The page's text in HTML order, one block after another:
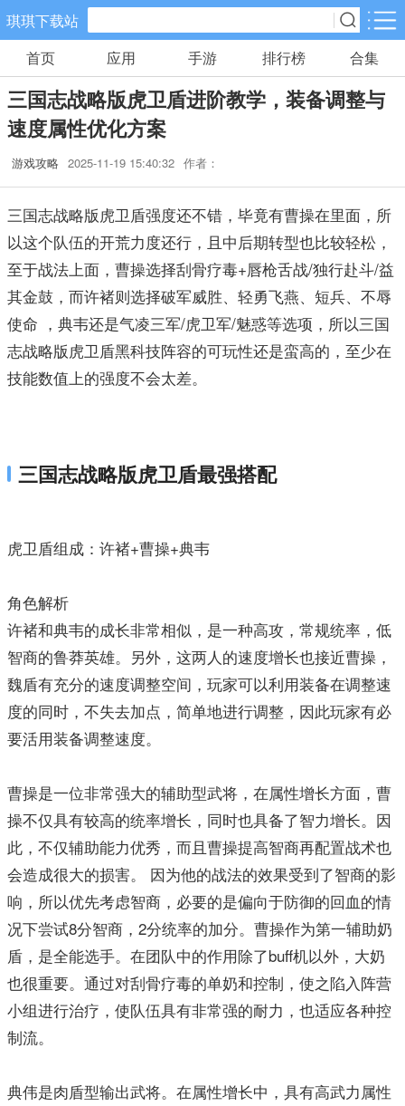
琪琪下载站
手游分类 应用分类
卡牌回合
461款手游
休闲益智
角色扮演
棋牌游戏
0款手游
飞行射击
27款手游
动作格斗
25款手游
策略塔防
体育竞速
冒险解谜
模拟经营
22款手游
音乐舞蹈
1款手游
儿童教育
2款手游
首页 应用 手游 排行榜 合集
三国志战略版虎卫盾进阶教学，装备调整与
速度属性优化方案
游戏攻略 2025-11-19 15:40:32 作者：
三国志战略版虎卫盾强度还不错，毕竟有曹操在里面，所
以这个队伍的开荒力度还行，且中后期转型也比较轻松，
至于战法上面，曹操选择刮骨疗毒+唇枪舌战/独行赴斗/益
其金鼓，而许褚则选择破军威胜、轻勇飞燕、短兵、不辱
使命 ，典韦还是气凌三军/虎卫军/魅惑等选项，所以三国
志战略版虎卫盾黑科技阵容的可玩性还是蛮高的，至少在
技能数值上的强度不会太差。
三国志战略版虎卫盾最强搭配
虎卫盾组成：许褚+曹操+典韦
角色解析
许褚和典韦的成长非常相似，是一种高攻，常规统率，低
智商的鲁莽英雄。另外，这两人的速度增长也接近曹操，
魏盾有充分的速度调整空间，玩家可以利用装备在调整速
度的同时，不失去加点，简单地进行调整，因此玩家有必
要活用装备调整速度。
曹操是一位非常强大的辅助型武将，在属性增长方面，曹
操不仅具有较高的统率增长，同时也具备了智力增长。因
此，不仅辅助能力优秀，而且曹操提高智商再配置战术也
会造成很大的损害。 因为他的战法的效果受到了智商的影
响，所以优先考虑智商，必要的是偏向于防御的回血的情
况下尝试8分智商，2分统率的加分。曹操作为第一辅助奶
盾，是全能选手。在团队中的作用除了buff机以外，大奶
也很重要。通过对刮骨疗毒的单奶和控制，使之陷入阵营
小组进行治疗，使队伍具有非常强的耐力，也适应各种控
制流。
典伟是肉盾型输出武将。在属性增长中，具有高武力属性